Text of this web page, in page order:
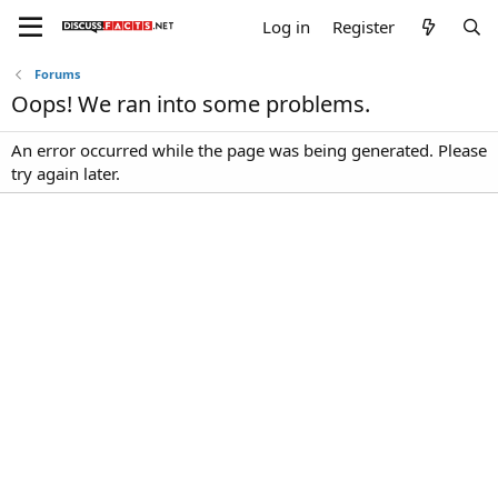
Log in Register
Forums
Oops! We ran into some problems.
An error occurred while the page was being generated. Please
try again later.